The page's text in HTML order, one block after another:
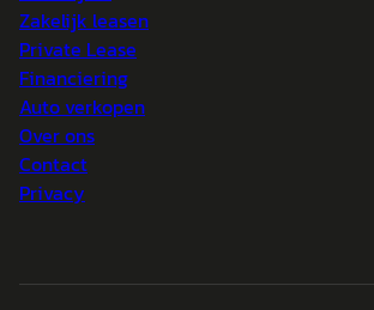
Zakelijk leasen
Private Lease
Financiering
Auto verkopen
Over ons
Contact
Privacy